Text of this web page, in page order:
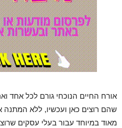
אורח החיים הנוכחי גורם לכל אחד
שהם רוצים כאן ועכשיו, ללא המתנה
מאוד במיוחד עבור בעלי עסקים